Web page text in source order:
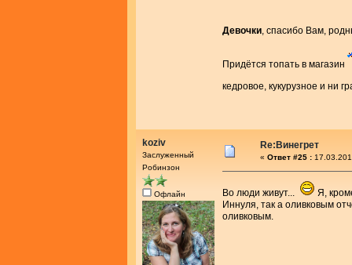
Девочки, спасибо Вам,
Придётся топать в магазин
кедровое, кукурузное и ни
koziv
Заслуженный
Робинзон
Офлайн
Re:Винегрет
« Ответ #25 :
Во люди живут...
Я,
Иннуля, так а оливковым
оливковым.